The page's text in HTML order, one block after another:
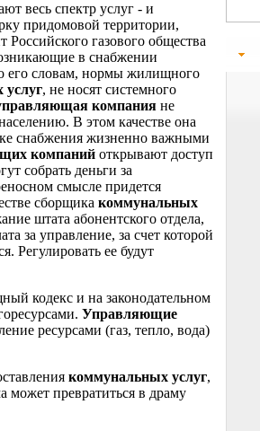
весь спектр услуг - и
придомовой территории,
Российского газового общества
в снабжении
его словам, нормы жилищного
, не носят системного
компания не
В этом качестве она
снабжения жизненно важными
компаний открывают доступ
собрать деньги за
смысле придется
сборщика коммунальных
штата абонентского отдела,
за управление, за счет которой
Регулировать ее будут
кодекс и на законодательном
Управляющие
ресурсами (газ, тепло, вода)
коммунальных услуг,
может превратиться в драму